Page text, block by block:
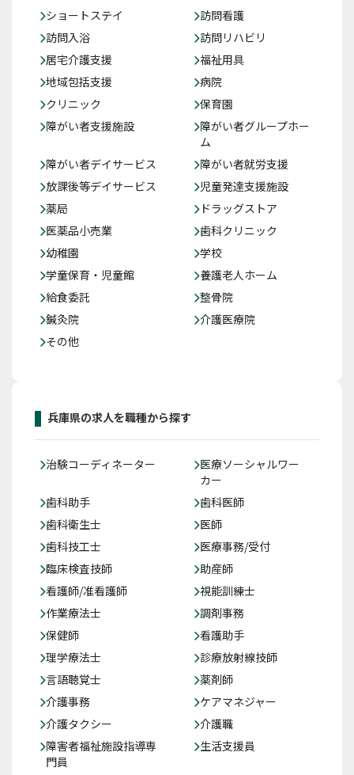
ショートステイ
訪問看護
訪問入浴
訪問リハビリ
居宅介護支援
福祉用具
地域包括支援
病院
クリニック
保育園
障がい者支援施設
障がい者グループホー
ム
障がい者デイサービス
障がい者就労支援
放課後等デイサービス
児童発達支援施設
薬局
ドラッグストア
医薬品小売業
歯科クリニック
幼稚園
学校
学童保育・児童館
養護老人ホーム
給食委託
整骨院
鍼灸院
介護医療院
その他
兵庫県の求人を職種から探す
治験コーディネーター
医療ソーシャルワー
カー
歯科助手
歯科医師
歯科衛生士
医師
歯科技工士
医療事務/受付
臨床検査技師
助産師
看護師/准看護師
視能訓練士
作業療法士
調剤事務
保健師
看護助手
理学療法士
診療放射線技師
言語聴覚士
薬剤師
介護事務
ケアマネジャー
介護タクシー
介護職
障害者福祉施設指導専
門員
生活支援員